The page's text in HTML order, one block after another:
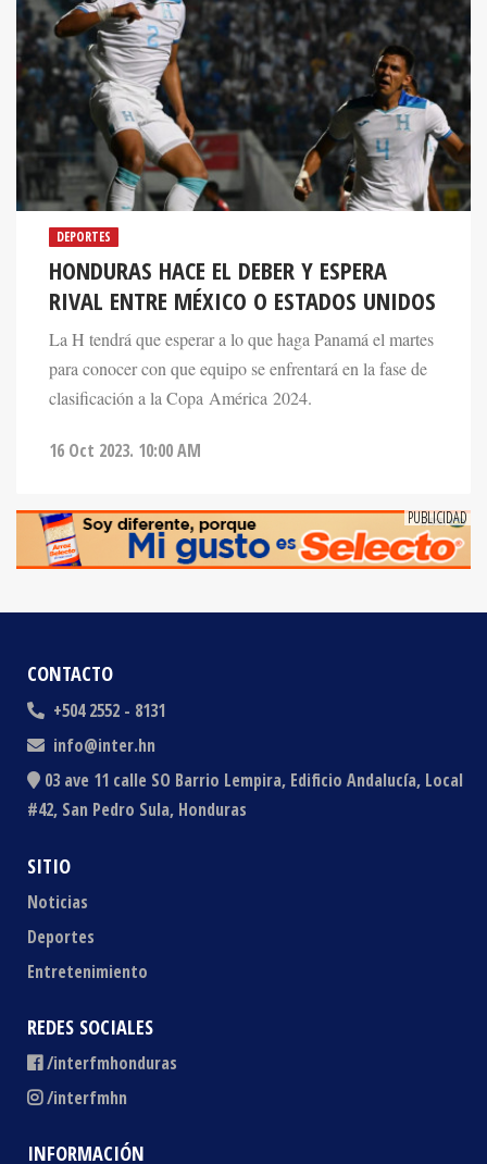
DEPORTES
HONDURAS HACE EL DEBER Y ESPERA
RIVAL ENTRE MÉXICO O ESTADOS UNIDOS
La H tendrá que esperar a lo que haga Panamá el martes
para conocer con que equipo se enfrentará en la fase de
clasificación a la Copa América 2024.
CONTACTO
+504 2552 - 8131
info@inter.hn
03 ave 11 calle SO Barrio Lempira, Edificio Andalucía, Local
#42, San Pedro Sula, Honduras
SITIO
Noticias
Deportes
Entretenimiento
REDES SOCIALES
/interfmhonduras
/interfmhn
INFORMACIÓN